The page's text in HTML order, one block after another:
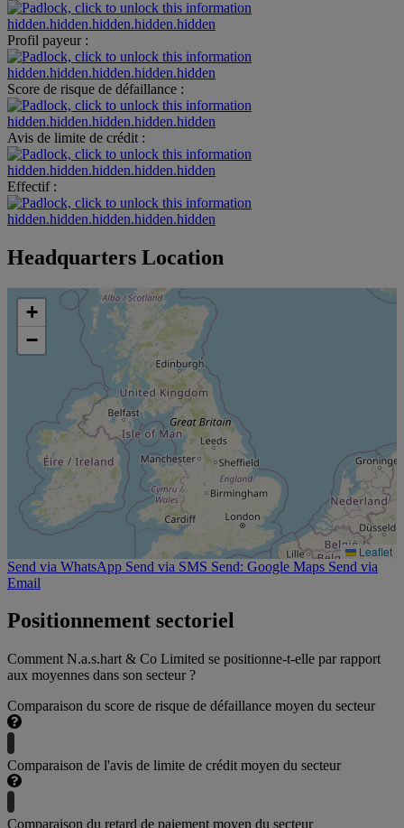
hidden.hidden.hidden.hidden.hidden
Profil payeur :
hidden.hidden.hidden.hidden.hidden
Score de risque de défaillance :
hidden.hidden.hidden.hidden.hidden
Avis de limite de crédit :
hidden.hidden.hidden.hidden.hidden
Effectif :
hidden.hidden.hidden.hidden.hidden
Headquarters Location
+
−
Leaflet
Send via WhatsApp Send via SMS Send: Google Maps Send via
Email
Positionnement sectoriel
Comment N.a.s.hart & Co Limited se positionne-t-elle par rapport
aux moyennes dans son secteur ?
Comparaison du score de risque de défaillance moyen du secteur
Comparaison de l'avis de limite de crédit moyen du secteur
Comparaison du retard de paiement moyen du secteur